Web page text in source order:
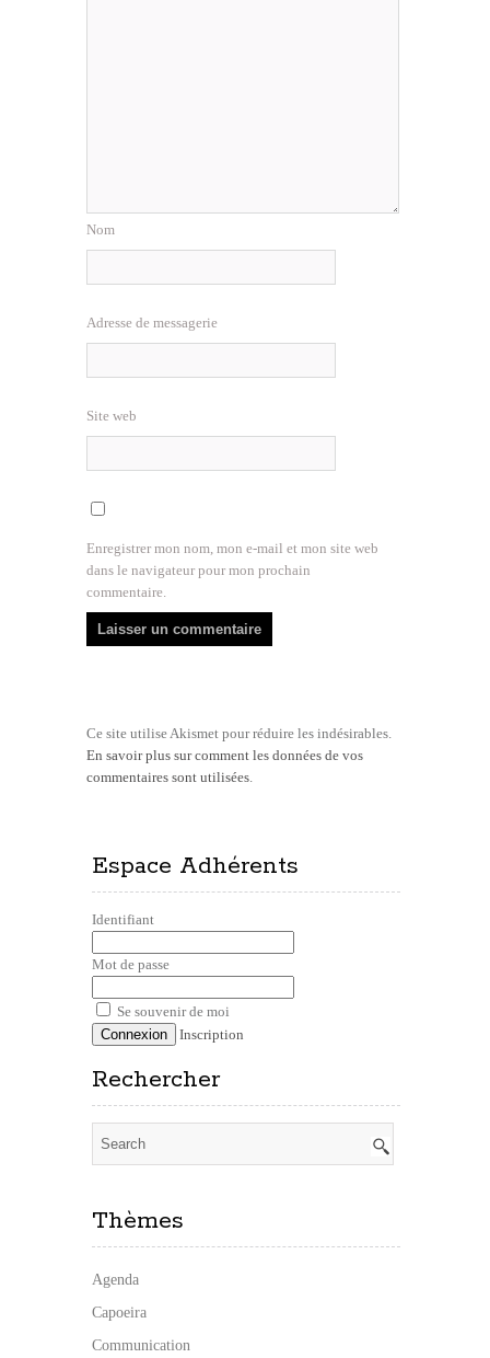
Nom
Adresse de messagerie
Site web
Enregistrer mon nom, mon e-mail et mon site web
dans le navigateur pour mon prochain
commentaire.
Ce site utilise Akismet pour réduire les indésirables.
En savoir plus sur comment les données de vos
commentaires sont utilisées
Espace Adhérents
Identifiant
Mot de passe
Se souvenir de moi
Inscription
Rechercher
Thèmes
Agenda
Capoeira
Communication